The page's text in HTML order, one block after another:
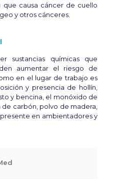
que causa cáncer de cuello
y otros cánceres.
sustancias químicas que
aumentar el riesgo de
en el lugar de trabajo es
y presencia de hollín,
y bencina, el monóxido de
carbón, polvo de madera,
en ambientadores y